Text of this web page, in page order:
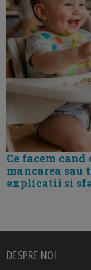
Ce facem
mancarea sau
explicatii si
DESPRE NOI